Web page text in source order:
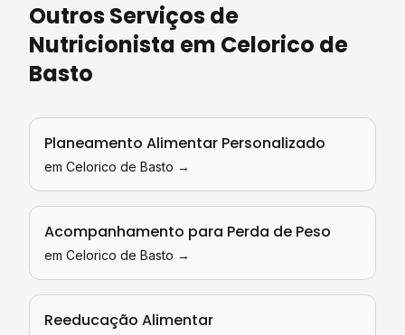
Outros Serviços de
Nutricionista em Celorico de
Basto
Planeamento Alimentar Personalizado
em Celorico de Basto →
Acompanhamento para Perda de Peso
em Celorico de Basto →
Reeducação Alimentar